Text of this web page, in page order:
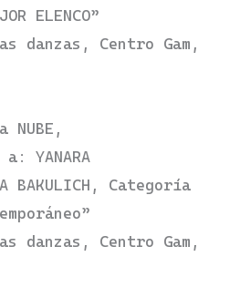
ELENCO”
danzas, Centro Gam,
NUBE,
YANARA
BAKULICH, Categoría
danzas, Centro Gam,